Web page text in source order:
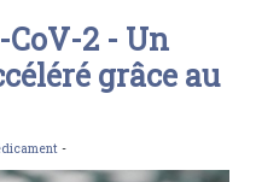
2 - Un
grâce au
-